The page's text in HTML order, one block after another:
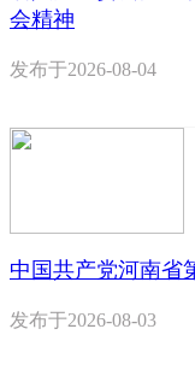
会精神
发布于2026-08-04
中国共产党河南省
发布于2026-08-03